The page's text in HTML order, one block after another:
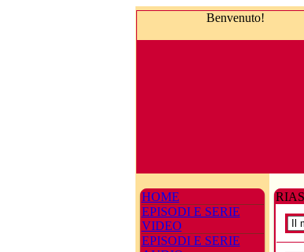
Benvenuto!
HOME
EPISODI E SERIE
VIDEO
EPISODI E SERIE